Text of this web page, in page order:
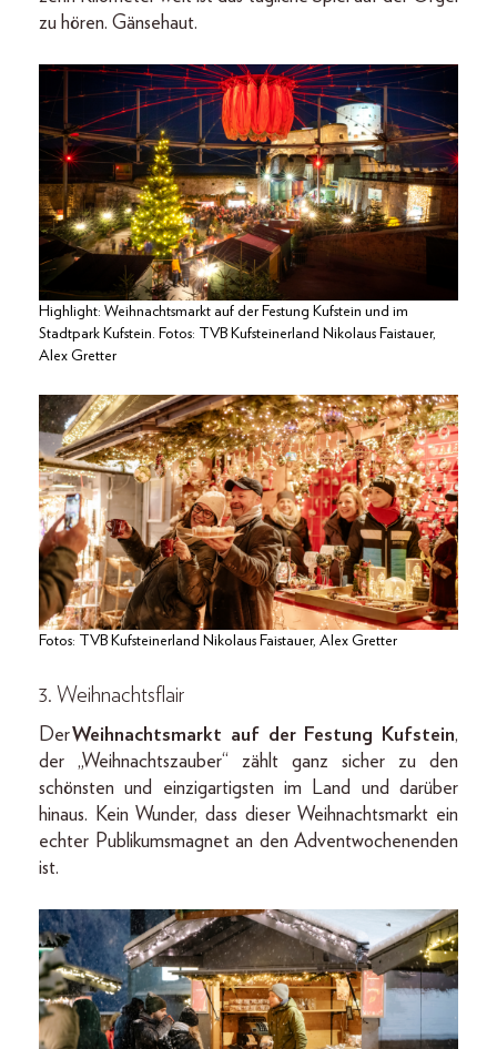
zu hören. Gänsehaut.
Highlight: Weihnachtsmarkt auf der Festung Kufstein und im
Stadtpark Kufstein. Fotos: TVB Kufsteinerland Nikolaus Faistauer,
Alex Gretter
Fotos: TVB Kufsteinerland Nikolaus Faistauer, Alex Gretter
3. Weihnachtsflair
DerWeihnachtsmarkt auf der Festung Kufstein,
der „Weihnachtszauber“ zählt ganz sicher zu den
schönsten und einzigartigsten im Land und darüber
hinaus. Kein Wunder, dass dieser Weihnachtsmarkt ein
echter Publikumsmagnet an den Adventwochenenden
ist.